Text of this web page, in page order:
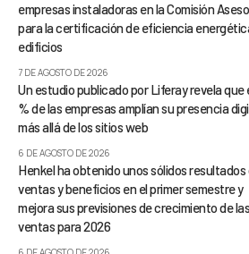
empresas instaladoras en la Comisión
para la certificación de eficiencia
edificios
7 DE AGOSTO DE 2026
Un estudio publicado por Liferay revela que
% de las empresas amplían su presencia
más allá de los sitios web
6 DE AGOSTO DE 2026
Henkel ha obtenido unos sólidos resultados
ventas y beneficios en el primer semestre y
mejora sus previsiones de crecimiento de las
ventas para 2026